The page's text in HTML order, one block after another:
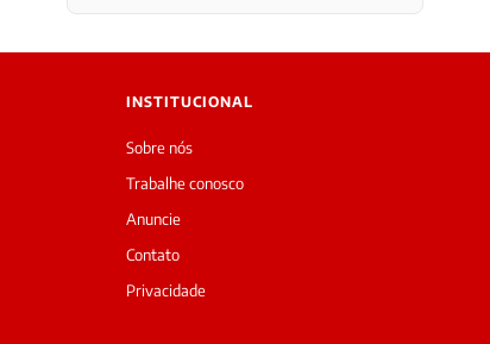
INSTITUCIONAL
Sobre nós
Trabalhe conosco
Anuncie
Contato
Privacidade